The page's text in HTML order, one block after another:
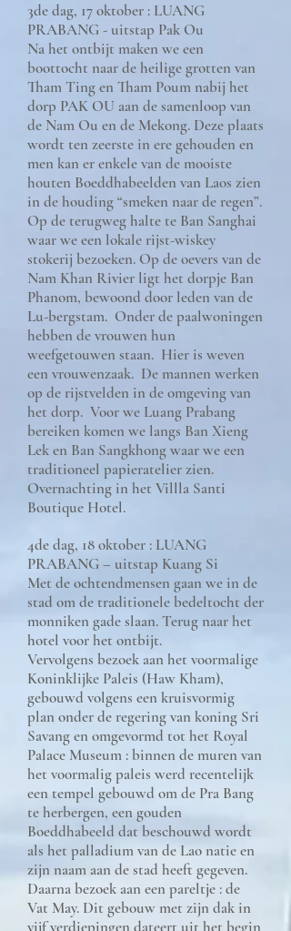
3de dag, 17 oktober : LUANG
PRABANG - uitstap Pak Ou
Na het ontbijt maken we een
boottocht naar de heilige grotten van
Tham Ting en Tham Poum nabij het
dorp PAK OU aan de samenloop van
de Nam Ou en de Mekong. Deze plaats
wordt ten zeerste in ere gehouden en
men kan er enkele van de mooiste
houten Boeddhabeelden van Laos zien
in de houding “smeken naar de regen”.
Op de terugweg halte te Ban Sanghai
waar we een lokale rijst-wiskey
stokerij bezoeken. Op de oevers van de
Nam Khan Rivier ligt het dorpje Ban
Phanom, bewoond door leden van de
Lu-bergstam. Onder de paalwoningen
hebben de vrouwen hun
weefgetouwen staan. Hier is weven
een vrouwenzaak. De mannen werken
op de rijstvelden in de omgeving van
het dorp. Voor we Luang Prabang
bereiken komen we langs Ban Xieng
Lek en Ban Sangkhong waar we een
traditioneel papieratelier zien.
Overnachting in het Villla Santi
Boutique Hotel.
4de dag, 18 oktober : LUANG
PRABANG – uitstap Kuang Si
Met de ochtendmensen gaan we in de
stad om de traditionele bedeltocht der
monniken gade slaan. Terug naar het
hotel voor het ontbijt.
Vervolgens bezoek aan het voormalige
Koninklijke Paleis (Haw Kham),
gebouwd volgens een kruisvormig
plan onder de regering van koning Sri
Savang en omgevormd tot het Royal
Palace Museum : binnen de muren van
het voormalig paleis werd recentelijk
een tempel gebouwd om de Pra Bang
te herbergen, een gouden
Boeddhabeeld dat beschouwd wordt
als het palladium van de Lao natie en
zijn naam aan de stad heeft gegeven.
Daarna bezoek aan een pareltje : de
Vat May. Dit gebouw met zijn dak in
vijf verdiepingen dateert uit het begin